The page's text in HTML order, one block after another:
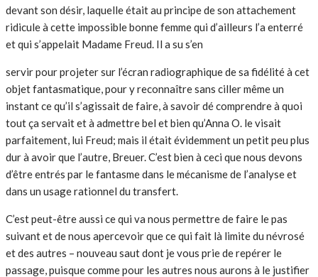
devant son désir, laquelle était au principe de son attachement
ridicule à cette impossible bonne femme qui d’ailleurs l’a enterré
et qui s’appelait Madame Freud. Il a su s’en
servir pour projeter sur l’écran radiographique de sa fidélité à cet
objet fantasmatique, pour y reconnaître sans ciller même un
instant ce qu’il s’agissait de faire, à savoir dé comprendre à quoi
tout ça servait et à admettre bel et bien qu’Anna O. le visait
parfaitement, lui Freud; mais il était évidemment un petit peu plus
dur à avoir que l’autre, Breuer. C’est bien à ceci que nous devons
d’être entrés par le fantasme dans le mécanisme de l’analyse et
dans un usage rationnel du transfert.
C’est peut-être aussi ce qui va nous permettre de faire le pas
suivant et de nous apercevoir que ce qui fait là limite du névrosé
et des autres – nouveau saut dont je vous prie de repérer le
passage, puisque comme pour les autres nous aurons à le justifier